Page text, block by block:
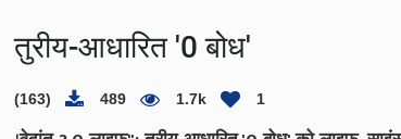
तुरीय-आधारित '0 बोध'
(163) 489 1.7k 1